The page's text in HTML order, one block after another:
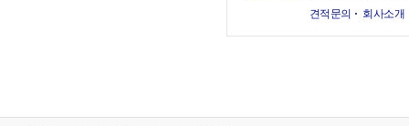
견적문의
회사소개